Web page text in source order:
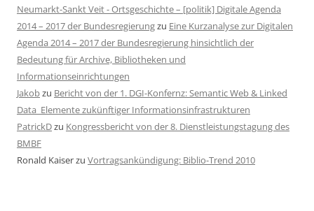
Neumarkt-Sankt Veit - Ortsgeschichte – [politik] Digitale Agenda
2014 – 2017 der Bundesregierungzu Eine Kurzanalyse zur Digitalen
Agenda 2014 – 2017 der Bundesregierung hinsichtlich der
Bedeutung für Archive, Bibliotheken und
Informationseinrichtungen
Jakobzu Bericht von der 1. DGI-Konfernz: Semantic Web & Linked
Data  Elemente zukünftiger Informationsinfrastrukturen
PatrickDzu Kongressbericht von der 8. Dienstleistungstagung des
BMBF
Ronald Kaiserzu Vortragsankündigung: Biblio-Trend 2010